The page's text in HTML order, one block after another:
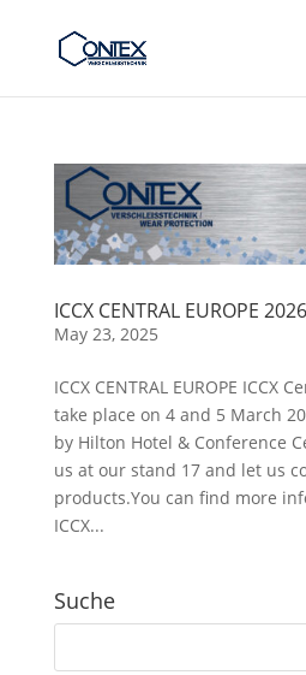
ICCX CENTRAL EUROPE 2026
May 23, 2025
ICCX CENTRAL EUROPE ICCX
take place on 4 and 5 March
by Hilton Hotel & Conference
us at our stand 17 and let us
products.You can find more
ICCX...
Suche